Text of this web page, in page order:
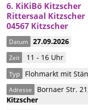
6. KiKiBö Kitzscher
Rittersaal Kitzscher
04567 Kitzscher
Datum 27.09.2026
Zeit 11 - 16 Uhr
Typ Flohmarkt mit
Adresse Bornaer Str. 21
Kitzscher